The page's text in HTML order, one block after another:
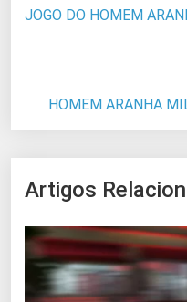
JOGO DO HOMEM
HOMEM ARANHA
Artigos